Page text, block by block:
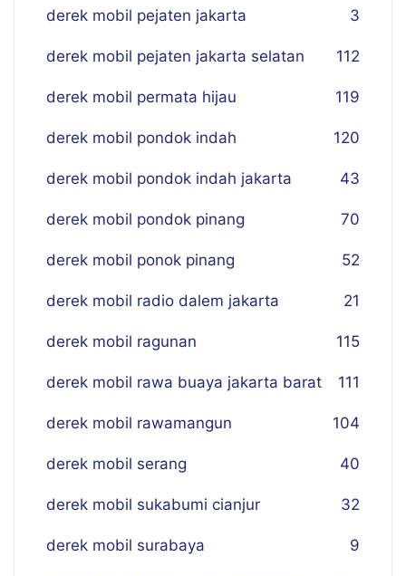
derek mobil pejaten jakarta 3
derek mobil pejaten jakarta selatan 112
derek mobil permata hijau 119
derek mobil pondok indah 120
derek mobil pondok indah jakarta 43
derek mobil pondok pinang 70
derek mobil ponok pinang 52
derek mobil radio dalem jakarta 21
derek mobil ragunan 115
derek mobil rawa buaya jakarta barat 111
derek mobil rawamangun 104
derek mobil serang 40
derek mobil sukabumi cianjur 32
derek mobil surabaya 9